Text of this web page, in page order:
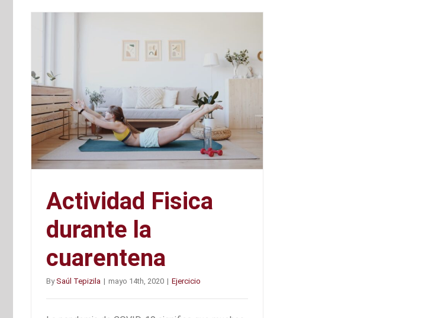
Actividad Fisica
durante la
cuarentena
BySaúl Tepizila | mayo 14th, 2020 | Ejercicio